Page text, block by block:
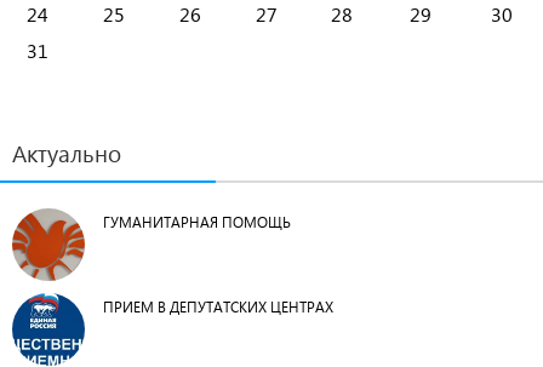
24
25 26 27 28 29
30
31
Актуально
ГУМАНИТАРНАЯ ПОМОЩЬ
ПРИЕМ В ДЕПУТАТСКИХ ЦЕНТРАХ